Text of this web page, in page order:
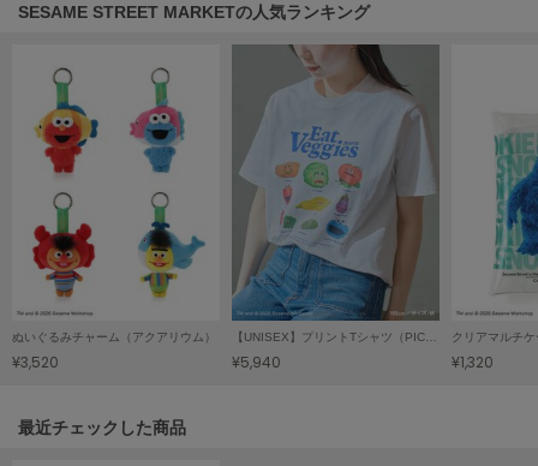
キーン
LAATO
ル
ルコックスポルティフ
LeSportsac
LILY BROWN
SESAME STREET MARKETの人気ランキング
ぬいぐるみチャーム（アクアリウム）
¥3,520
【UNISEX】プリントTシャツ（PICNIC）
¥5,940
クリアマルチ
¥1,320
関連記事
最近チェックした商品